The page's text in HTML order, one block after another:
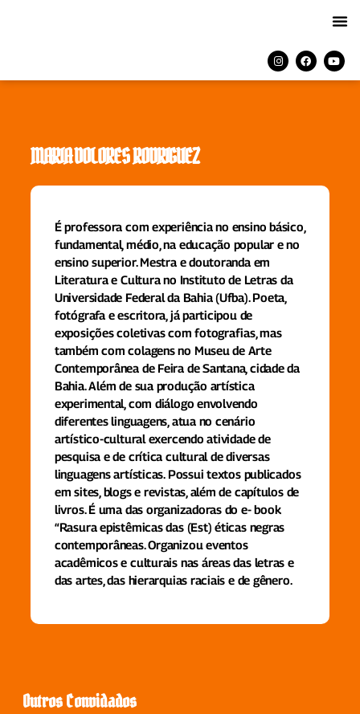
MARIA DOLORES RODRIGUEZ
É professora com experiência no ensino básico,
fundamental, médio, na educação popular e no
ensino superior. Mestra e doutoranda em
Literatura e Cultura no Instituto de Letras da
Universidade Federal da Bahia (Ufba). Poeta,
fotógrafa e escritora, já participou de
exposições coletivas com fotografias, mas
também com colagens no Museu de Arte
Contemporânea de Feira de Santana, cidade da
Bahia. Além de sua produção artística
experimental, com diálogo envolvendo
diferentes linguagens, atua no cenário
artístico-cultural exercendo atividade de
pesquisa e de crítica cultural de diversas
linguagens artísticas. Possui textos publicados
em sites, blogs e revistas, além de capítulos de
livros. É uma das organizadoras do e- book
“Rasura epistêmicas das (Est) éticas negras
contemporâneas. Organizou eventos
acadêmicos e culturais nas áreas das letras e
das artes, das hierarquias raciais e de gênero.
Outros Convidados